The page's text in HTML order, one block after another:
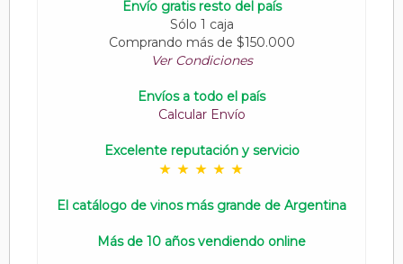
Envío gratis resto del país
Sólo 1 caja
Comprando más de $150.000
Ver Condiciones
Envíos a todo el país
Calcular Envío
Excelente reputación y servicio
El catálogo de vinos más grande de Argentina
Más de 10 años vendiendo online